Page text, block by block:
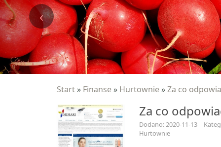
Start » Finanse » Hurtownie »Za co
Za co
Dodano: 2020-11-13
Hurtownie